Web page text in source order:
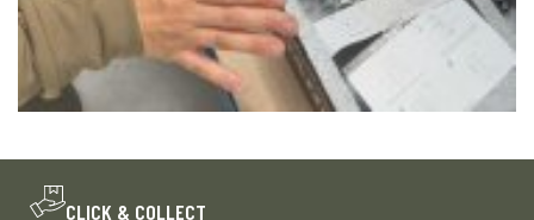
CLICK & COLLECT